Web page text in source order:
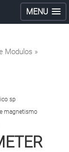
MENU
Modulos »
sp
magnetismo